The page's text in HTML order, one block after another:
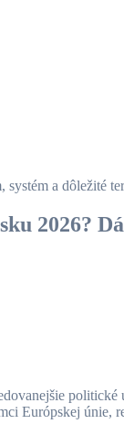
a dôležité
2026?
Európskej únie,